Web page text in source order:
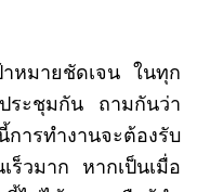
าหมายชัดเจน ในทุก
ระชุมกัน ถามกันว่า
ารทำงานจะต้องรับ
ร็วมาก หากเป็นเมื่อ